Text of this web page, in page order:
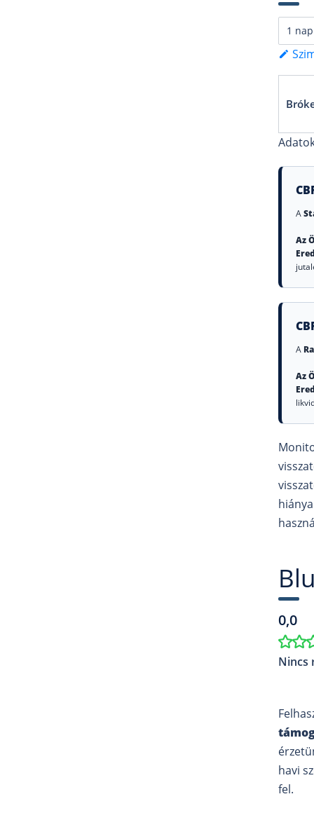
A
Az
A
Az
0,0
Nincs
havi
fel.